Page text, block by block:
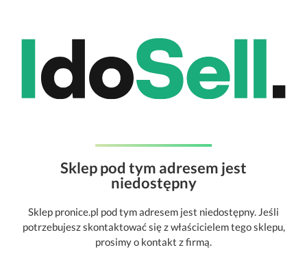
Sklep pod tym adresem jest
niedostępny
Sklep pronice.pl pod tym adresem jest niedostępny. Jeśli
potrzebujesz skontaktować się z właścicielem tego sklepu,
prosimy o kontakt z firmą.